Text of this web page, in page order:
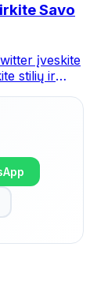
Savo
įveskite
stilių ir